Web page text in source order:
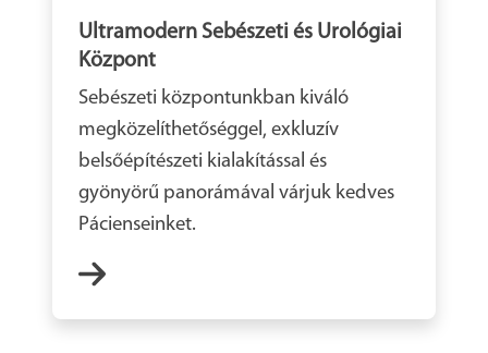
Ultramodern Sebészeti és Urológiai
Központ
Sebészeti központunkban kiváló
megközelíthetőséggel, exkluzív
belsőépítészeti kialakítással és
gyönyörű panorámával várjuk kedves
Pácienseinket.